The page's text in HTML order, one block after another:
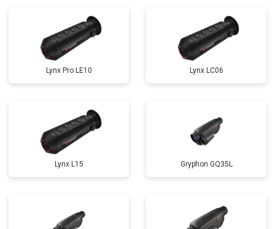
Lynx Pro LE10 Lynx LC06
Lynx L15 Gryphon GQ35L